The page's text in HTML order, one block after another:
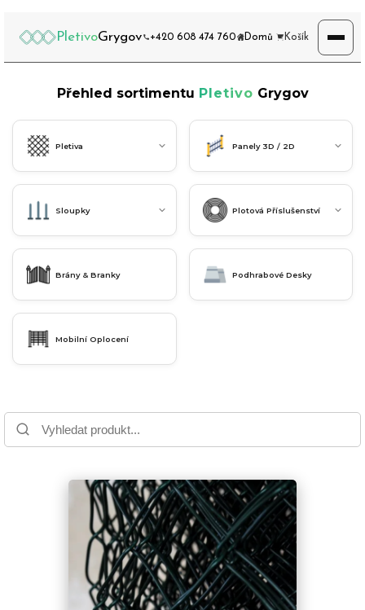
PletivoGrygov +420 608 474 760 Domů Košík
Přehled sortimentu Pletivo Grygov
Pletiva Panely 3D / 2D
Sloupky Plotová Příslušenství
Brány & Branky Podhrabové Desky
Mobilní Oplocení